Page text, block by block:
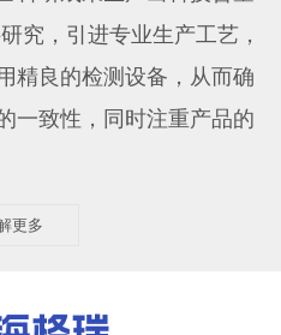
究，引进专业生产工艺，
精良的检测设备，从而确
一致性，同时注重产品的
更多